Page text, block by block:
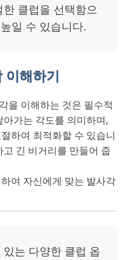
클럽을 선택함으
일 수 있습니다.
해하기
을 이해하는 것은 필수적
가는 각도를 의미하며,
하여 최적화할 수 있습니
긴 비거리를 만들어 줍
여 자신에게 맞는 발사각
는 다양한 클럽 옵